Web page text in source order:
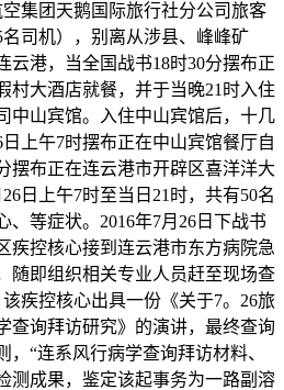
集团天鹅国际旅行社分公司旅客
司机），别离从涉县、峰峰矿
云港，当全国战书18时30分摆布正
村大酒店就餐，并于当晚21时入住
中山宾馆。入住中山宾馆后，十几
上午7时摆布正在中山宾馆餐厅自
摆布正在连云港市开辟区喜洋洋大
日上午7时至当日21时，共有50名
、等症状。2016年7月26日下战书
疾控核心接到连云港市东方病院急
随即组织相关专业人员赶至现场查
疾控核心出具一份《关于7。26旅
查询拜访研究》的演讲，最终查询
“连系风行病学查询拜访材料、
测成果，鉴定该起事务为一路副溶